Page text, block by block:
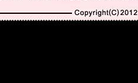
Copyright(C)2010-